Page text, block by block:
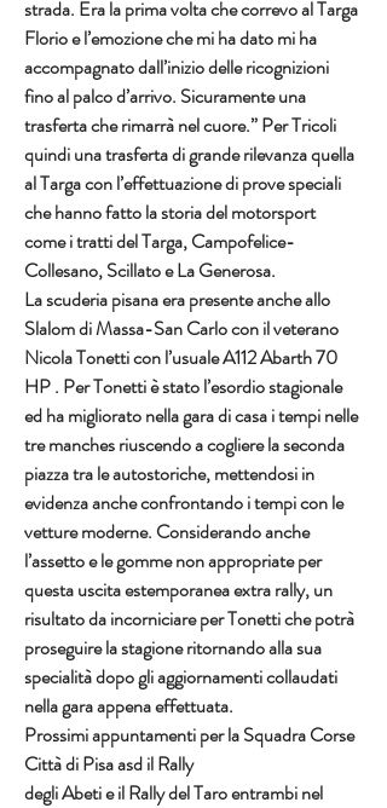
strada. Era la prima volta che correvo al Targa
Florio e l’emozione che mi ha dato mi ha
accompagnato dall’inizio delle ricognizioni
fino al palco d’arrivo. Sicuramente una
trasferta che rimarrà nel cuore.” Per Tricoli
quindi una trasferta di grande rilevanza quella
al Targa con l’effettuazione di prove speciali
che hanno fatto la storia del motorsport
come i tratti del Targa, Campofelice-
Collesano, Scillato e La Generosa.
La scuderia pisana era presente anche allo
Slalom di Massa-San Carlo con il veterano
Nicola Tonetti con l’usuale A112 Abarth 70
HP . Per Tonetti è stato l’esordio stagionale
ed ha migliorato nella gara di casa i tempi nelle
tre manches riuscendo a cogliere la seconda
piazza tra le autostoriche, mettendosi in
evidenza anche confrontando i tempi con le
vetture moderne. Considerando anche
l’assetto e le gomme non appropriate per
questa uscita estemporanea extra rally, un
risultato da incorniciare per Tonetti che potrà
proseguire la stagione ritornando alla sua
specialità dopo gli aggiornamenti collaudati
nella gara appena effettuata.
Prossimi appuntamenti per la Squadra Corse
Città di Pisa asd il Rally
degli Abeti e il Rally del Taro entrambi nel